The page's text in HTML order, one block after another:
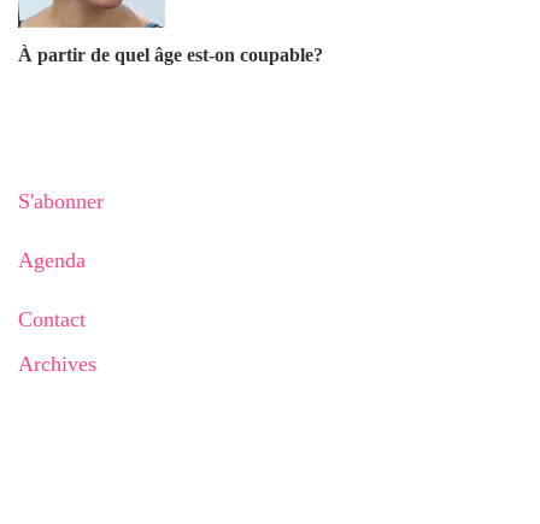
À partir de quel âge est-on coupable?
S'abonner
Agenda
Contact
Archives